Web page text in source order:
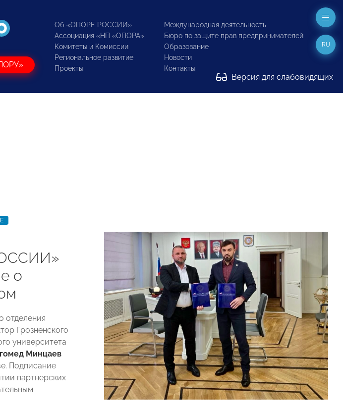
Об «ОПОРЕ РОССИИ»
Ассоциация «НП «ОПОРА»
Комитеты и Комиссии
Региональное развитие
Проекты
Международная деятельность
Бюро по защите прав предпринимателей
Образование
Новости
Контакты
Версия для слабовидящих
RU
о
отделения
Грозненского
университета
Минцаев
Подписание
партнерских